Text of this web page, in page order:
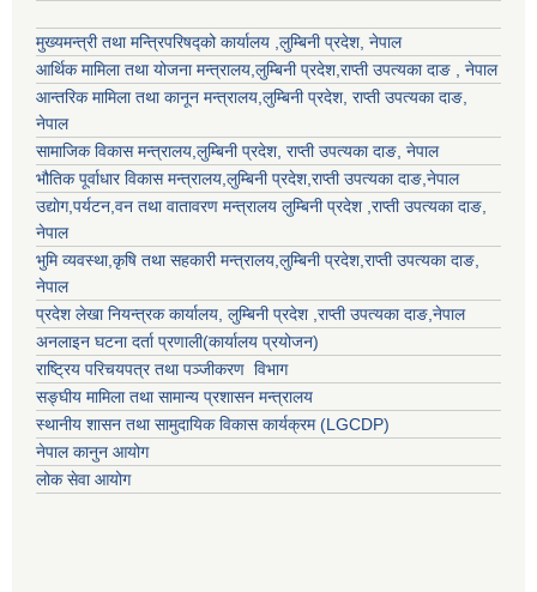
मुख्यमन्त्री तथा मन्त्रिपरिषद्को कार्यालय ,लुम्बिनी प्रदेश, नेपाल
आर्थिक मामिला तथा योजना मन्त्रालय,लुम्बिनी प्रदेश,राप्ती उपत्यका दाङ , नेपाल
आन्तरिक मामिला तथा कानून मन्त्रालय,लुम्बिनी प्रदेश, राप्ती उपत्यका दाङ,
नेपाल
सामाजिक विकास मन्त्रालय,लुम्बिनी प्रदेश, राप्ती उपत्यका दाङ, नेपाल
भौतिक पूर्वाधार विकास मन्त्रालय,लुम्बिनी प्रदेश,राप्ती उपत्यका दाङ,नेपाल
उद्याेग,पर्यटन,वन तथा वातावरण मन्त्रालय लुम्बिनी प्रदेश ,राप्ती उपत्यका दाङ,
नेपाल
भुमि व्यवस्था,कृषि तथा सहकारी मन्त्रालय,लुम्बिनी प्रदेश,राप्ती उपत्यका दाङ,
नेपाल
प्रदेश लेखा नियन्त्रक कार्यालय, लुम्बिनी प्रदेश ,राप्ती उपत्यका दाङ,नेपाल
अनलाइन घटना दर्ता प्रणाली(कार्यालय प्रयोजन)
राष्ट्रिय परिचयपत्र तथा पञ्जीकरण विभाग
सङ्घीय मामिला तथा सामान्य प्रशासन मन्त्रालय
स्थानीय शासन तथा सामुदायिक विकास कार्यक्रम (LGCDP)
नेपाल कानुन आयोग
लोक सेवा आयोग